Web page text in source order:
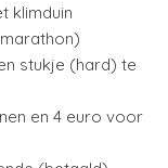
klimduin
stukje (hard) te
en 4 euro voor